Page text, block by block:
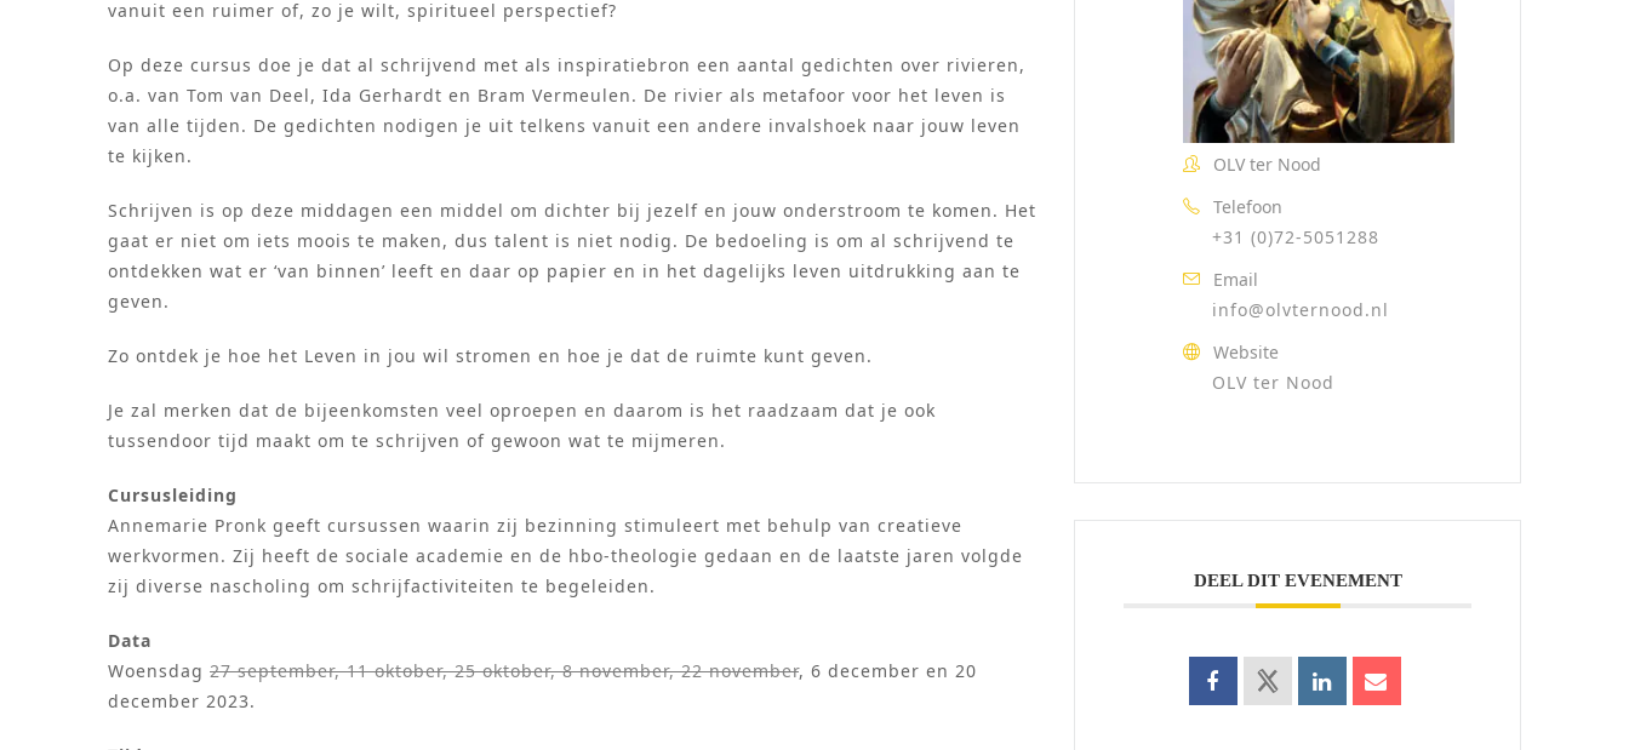
vanuit een ruimer of, zo je wilt, spiritueel perspectief?
Op deze cursus doe je dat al schrijvend met als inspiratiebron een aantal gedichten over rivieren,
o.a. van Tom van Deel, Ida Gerhardt en Bram Vermeulen. De rivier als metafoor voor het leven is
van alle tijden. De gedichten nodigen je uit telkens vanuit een andere invalshoek naar jouw leven
te kijken.
Schrijven is op deze middagen een middel om dichter bij jezelf en jouw onderstroom te komen. Het
gaat er niet om iets moois te maken, dus talent is niet nodig. De bedoeling is om al schrijvend te
ontdekken wat er ‘van binnen’ leeft en daar op papier en in het dagelijks leven uitdrukking aan te
geven.
Zo ontdek je hoe het Leven in jou wil stromen en hoe je dat de ruimte kunt geven.
Je zal merken dat de bijeenkomsten veel oproepen en daarom is het raadzaam dat je ook
tussendoor tijd maakt om te schrijven of gewoon wat te mijmeren.
Cursusleiding
Annemarie Pronk geeft cursussen waarin zij bezinning stimuleert met behulp van creatieve
werkvormen. Zij heeft de sociale academie en de hbo-theologie gedaan en de laatste jaren volgde
zij diverse nascholing om schrijfactiviteiten te begeleiden.
Data
Woensdag 27 september, 11 oktober, 25 oktober, 8 november, 22 november, 6 december en 20
december 2023.
OLV ter Nood
Telefoon
+31 (0)72-5051288
Email
info@olvternood.nl
Website
OLV ter Nood
DEEL DIT EVENEMENT